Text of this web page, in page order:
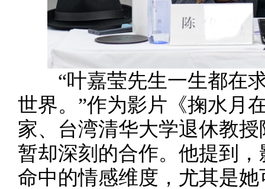
“叶嘉莹先生一生都在求
世界。”作为影片《掬水月
家、台湾清华大学退休教
暂却深刻的合作。他提到
命中的情感维度，尤其是